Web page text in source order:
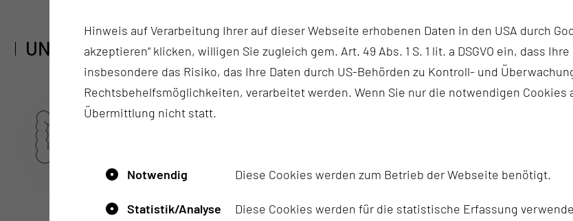
UNSERE ZERTIFIZIERTEN ZENTREN
Hinweis auf Verarbeitung Ihrer auf dieser Webseite erhobenen Daten in den USA durch
akzeptieren“ klicken, willigen Sie zugleich gem. Art. 49 Abs. 1 S. 1 lit. a DSGVO ein, dass
insbesondere das Risiko, das Ihre Daten durch US-Behörden zu Kontroll- und
Rechtsbehelfsmöglichkeiten, verarbeitet werden. Wenn Sie nur die notwendigen
Übermittlung nicht statt.
Notwendig Diese Cookies werden zum Betrieb der Webseite benötigt.
Statistik/Analyse
Diese Cookies werden für die statistische Erfassung